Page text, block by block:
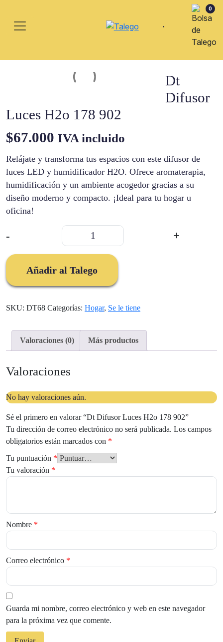
0
Dt
Difusor
Luces H2o 178 902
$67.000 IVA incluido
Relájate y transforma tus espacios con este difusor de
luces LED y humidificador H2O. Ofrece aromaterapia,
humidificación y un ambiente acogedor gracias a su
diseño moderno y compacto. ¡Ideal para tu hogar u
oficina!
-
Dt
Luces
902
+
Añadir al Talego
SKU: DT68 Categorías: Hogar, Se le tiene
Valoraciones (0) Más productos
Valoraciones
No hay valoraciones aún.
Sé el primero en valorar “Dt Difusor Luces H2o 178 902”
Tu dirección de correo electrónico no será publicada. Los campos
obligatorios están marcados con *
Tu puntuación *
Tu valoración *
Nombre *
Correo electrónico *
Guarda mi nombre, correo electrónico y web en este navegador
para la próxima vez que comente.